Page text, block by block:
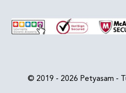
© 2019 - 2026 Petyasam -